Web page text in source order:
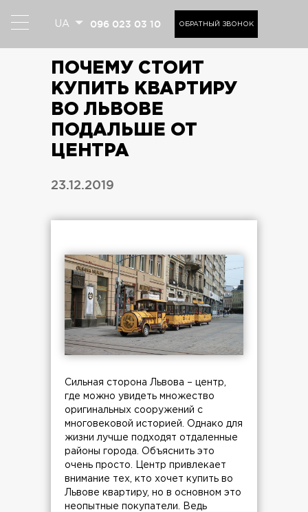
UA 096 023 03 10 ОБРАТНЫЙ ЗВОНОК
ПОЧЕМУ СТОИТ
КУПИТЬ КВАРТИРУ
ВО ЛЬВОВЕ
ПОДАЛЬШЕ ОТ
ЦЕНТРА
23.12.2019
Сильная сторона Львова – центр,
где можно увидеть множество
оригинальных сооружений с
многовековой историей. Однако для
жизни лучше подходят отдаленные
районы города. Объяснить это
очень просто. Центр привлекает
внимание тех, кто хочет купить во
Львове квартиру, но в основном это
неопытные покупатели. Ведь